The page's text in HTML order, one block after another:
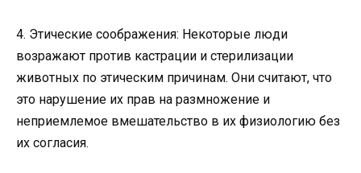
4. Этические соображения: Некоторые люди
возражают против кастрации и стерилизации
животных по этическим причинам. Они считают, что
это нарушение их прав на размножение и
неприемлемое вмешательство в их физиологию без
их согласия.